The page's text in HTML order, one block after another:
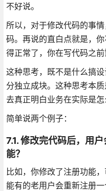
不好说。
所以，对于修改代码的事
码。再说的直白点就是，
得正常了，你在写代码之前
这种思考，既不是什么搞
分独立成块。这种思考本
去真正明白业务在实际是怎
简单说两个例子：
7.1. 修改完代码后，用
能？
比如，你修改了注册功能
能有的老用户会重新注册